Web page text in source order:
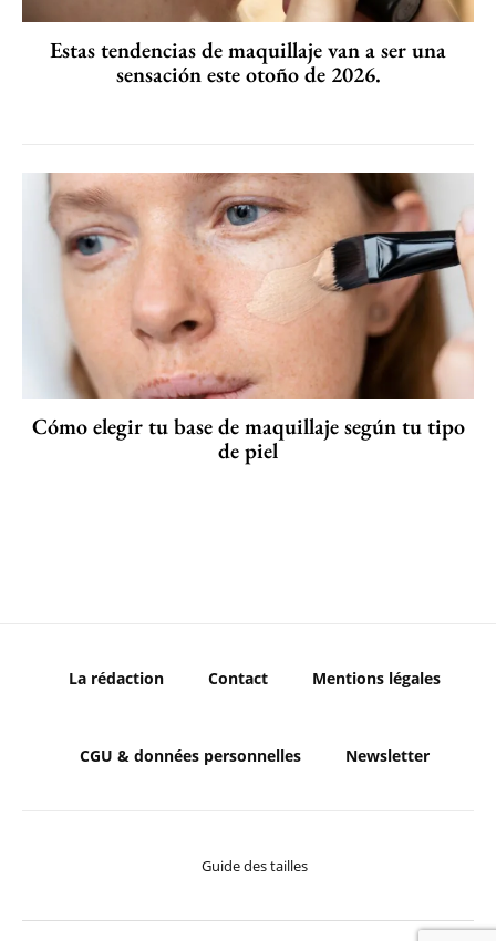
Estas tendencias de maquillaje van a ser una
sensación este otoño de 2026.
Cómo elegir tu base de maquillaje según tu tipo
de piel
La rédaction Contact Mentions légales
CGU & données personnelles Newsletter
Guide des tailles